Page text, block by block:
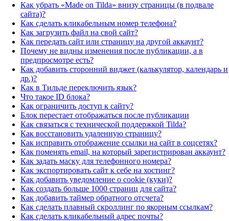
Как убрать «Made on Tilda» внизу страницы (в подвале
сайта)?
Как сделать кликабельным номер телефона?
Как загрузить файл на свой сайт?
Как передать сайт или страницу на другой аккаунт?
Почему не видны изменения после публикации, а в
предпросмотре есть?
Как добавить сторонний виджет (калькулятор, календарь и
др.)?
Как в Тильде переключить язык?
Что такое ID блока?
Как ограничить доступ к сайту?
Блок перестает отображаться после публикации
Как связаться с технической поддержкой Tilda?
Как восстановить удаленную страницу?
Как исправить отображение ссылки на сайт в соцсетях?
Как поменять email, на который зарегистрирован аккаунт?
Как задать маску для телефонного номера?
Как экспортировать сайт к себе на хостинг?
Как добавить уведомление о cookie (куки)?
Как создать больше 1000 страниц для сайта?
Как добавить таймер обратного отсчета?
Как сделать плавный скроллинг по якорным ссылкам?
Как сделать кликабельный адрес почты?